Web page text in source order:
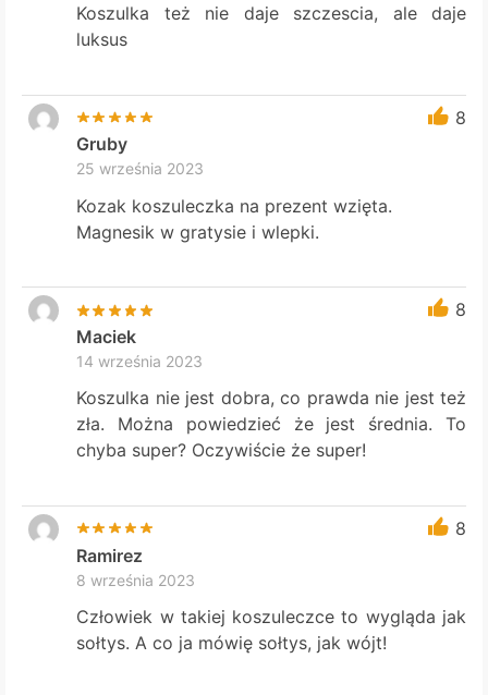
Koszulka też nie daje szczescia, ale daje
luksus
8
Gruby
25 września 2023
Kozak koszuleczka na prezent wzięta.
Magnesik w gratysie i wlepki.
8
Maciek
14 września 2023
Koszulka nie jest dobra, co prawda nie jest też
zła. Można powiedzieć że jest średnia. To
chyba super? Oczywiście że super!
8
Ramirez
8 września 2023
Człowiek w takiej koszuleczce to wygląda jak
sołtys. A co ja mówię sołtys, jak wójt!